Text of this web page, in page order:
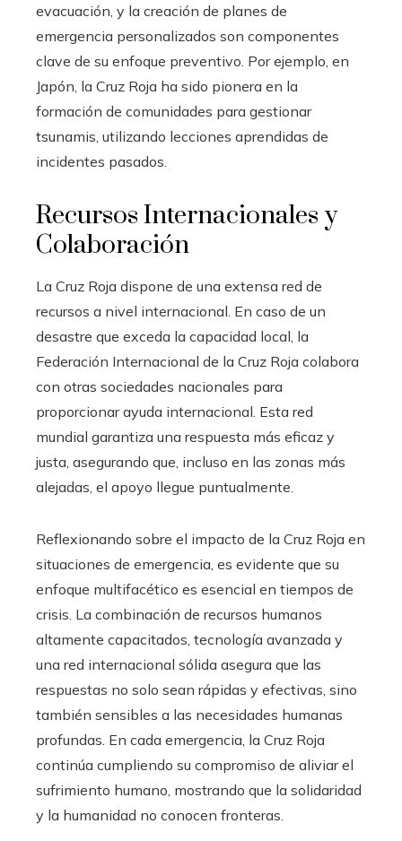
evacuación, y la creación de planes de
emergencia personalizados son componentes
clave de su enfoque preventivo. Por ejemplo, en
Japón, la Cruz Roja ha sido pionera en la
formación de comunidades para gestionar
tsunamis, utilizando lecciones aprendidas de
incidentes pasados.
Recursos Internacionales y
Colaboración
La Cruz Roja dispone de una extensa red de
recursos a nivel internacional. En caso de un
desastre que exceda la capacidad local, la
Federación Internacional de la Cruz Roja colabora
con otras sociedades nacionales para
proporcionar ayuda internacional. Esta red
mundial garantiza una respuesta más eficaz y
justa, asegurando que, incluso en las zonas más
alejadas, el apoyo llegue puntualmente.
Reflexionando sobre el impacto de la Cruz Roja en
situaciones de emergencia, es evidente que su
enfoque multifacético es esencial en tiempos de
crisis. La combinación de recursos humanos
altamente capacitados, tecnología avanzada y
una red internacional sólida asegura que las
respuestas no solo sean rápidas y efectivas, sino
también sensibles a las necesidades humanas
profundas. En cada emergencia, la Cruz Roja
continúa cumpliendo su compromiso de aliviar el
sufrimiento humano, mostrando que la solidaridad
y la humanidad no conocen fronteras.